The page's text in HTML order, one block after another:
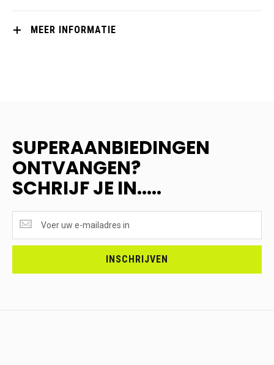
MEER INFORMATIE
SUPERAANBIEDINGEN
ONTVANGEN?
SCHRIJF JE IN.....
ONTVANGEN?
<br>SCHRIJF
INSCHRIJVEN